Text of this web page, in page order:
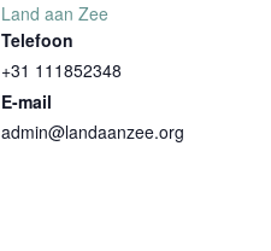
Land aan Zee
Telefoon
+31 111852348
E-mail
admin@landaanzee.org